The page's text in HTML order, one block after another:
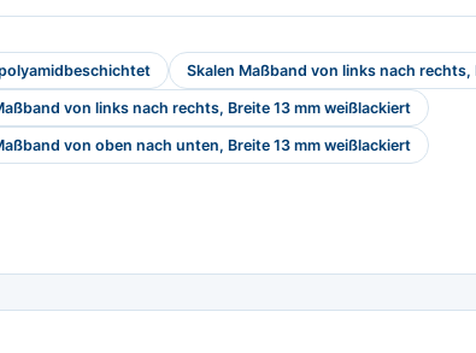
Skalen Maßband von links nach rechts,
von links nach rechts, Breite 13 mm weißlackiert
von oben nach unten, Breite 13 mm weißlackiert